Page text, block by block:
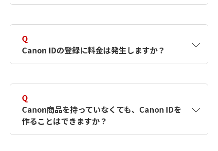
択したサービスから取得します。アカウントを
簡単に作成できるように、この情報を使用して
Canon IDの登録フォームを入力します。
Q
Canon IDの登録に料金は発生しますか？
Q
Canon商品を持っていなくても、Canon IDを
作ることはできますか？